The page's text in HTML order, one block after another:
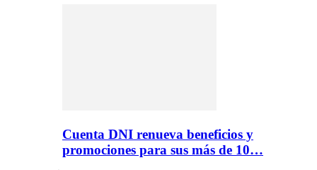
Cuenta DNI renueva beneficios y
promociones para sus más de 10…